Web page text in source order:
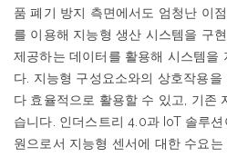
품 폐기 방지 측면에서도 엄청난 이
를 이용해 지능형 생산 시스템을 구
제공하는 데이터를 활용해 시스템을
다. 지능형 구성요소와의 상호작용을
다 효율적으로 활용할 수 있고, 기존
습니다. 인더스트리 4.0과 IoT 솔루션
원으로서 지능형 센서에 대한 수요는